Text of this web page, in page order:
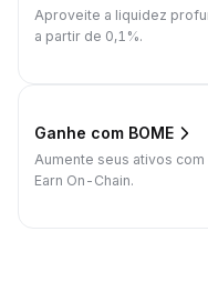
Aproveite a liquidez
a partir de 0,1%.
Ganhe com BOME
Aumente seus ativos com
Earn On-Chain.